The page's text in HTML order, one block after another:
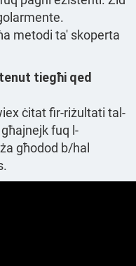
metodi ta' skoperta
tiegħi qed
ċitat fir-riżultati tal-
fuq l-
għodod b/hal